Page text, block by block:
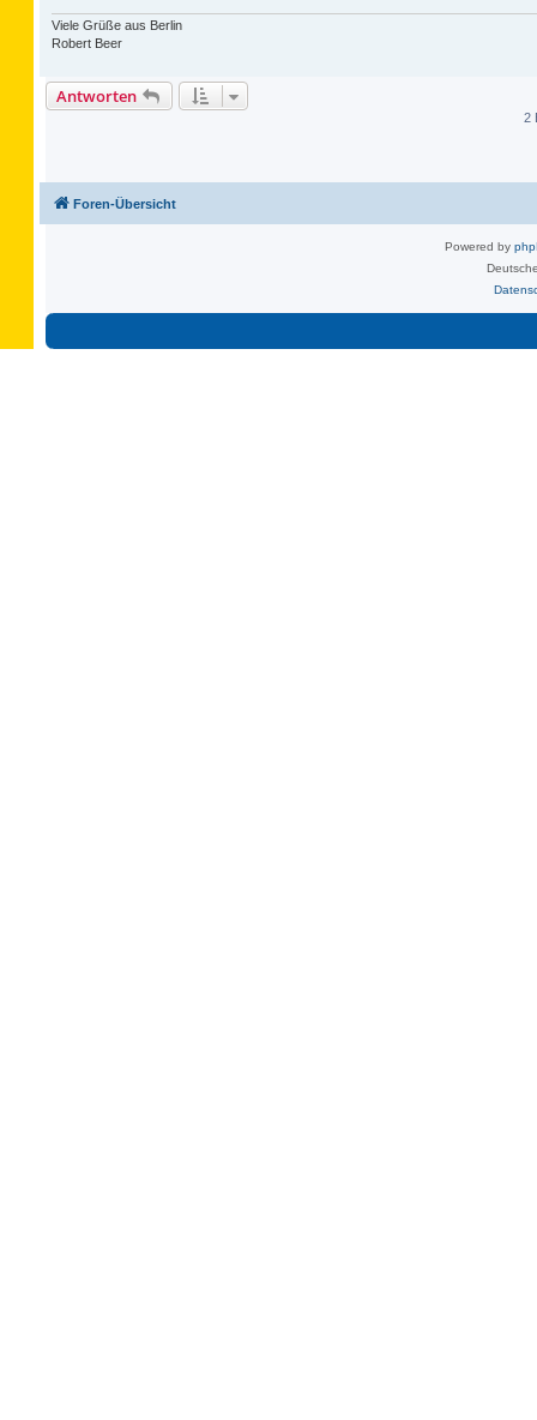
Viele Grüße aus Berlin
Robert Beer
Antworten
2
Foren-Übersicht
Powered by